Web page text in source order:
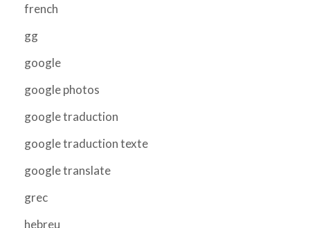
french
gg
google
google photos
google traduction
google traduction texte
google translate
grec
hebreu